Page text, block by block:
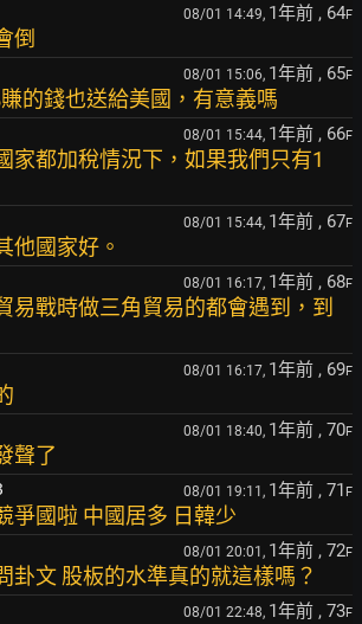
08/01 14:49, 1年前 , 64F
倒
08/01 15:06, 1年前 , 65F
的錢也送給美國，有意義嗎
08/01 15:44, 1年前 , 66F
家都加稅情況下，如果我們只有1
08/01 15:44, 1年前 , 67F
他國家好。
08/01 16:17, 1年前 , 68F
易戰時做三角貿易的都會遇到，到
08/01 16:17, 1年前 , 69F
08/01 18:40, 1年前 , 70F
聲了
08/01 19:11, 1年前 , 71 F
爭國啦 中國居多 日韓少
08/01 20:01, 1年前 , 72F
卦文 股板的水準真的就這樣嗎？
08/01 22:48, 1年前 , 73F